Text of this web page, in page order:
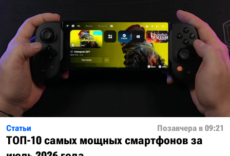
Статьи Позавчера в 09:21
ТОП-10 самых мощных смартфонов за